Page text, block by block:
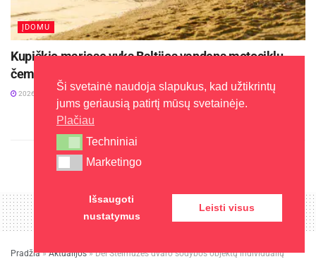
ĮDOMU
Kupiškio mariose vyks Baltijos vandens motociklų
čempionato finalas
2026-08-04
Pradžia»Aktualijos»Dėl Stelmužės dvaro sodybos objektų individualių
Ši svetainė naudoja slapukus, kad užtikrintų
jums geriausią patirtį mūsų svetainėje.
Plačiau
Techniniai
Techniniai
Marketingo
Marketingo
Išsaugoti
nustatymus
Leisti visus